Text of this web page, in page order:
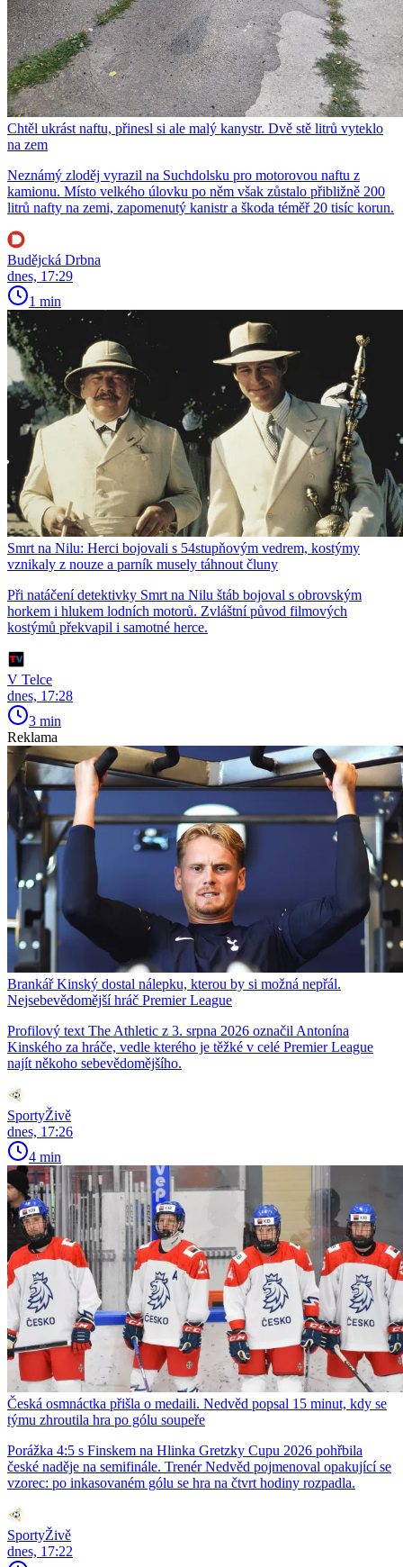
Chtěl ukrást naftu, přinesl si ale malý kanystr. Dvě stě litrů vyteklo
na zem
Neznámý zloděj vyrazil na Suchdolsku pro motorovou naftu z
kamionu. Místo velkého úlovku po něm však zůstalo přibližně 200
litrů nafty na zemi, zapomenutý kanistr a škoda téměř 20 tisíc korun.
Budějcká Drbna
dnes, 17:29
1 min
Smrt na Nilu: Herci bojovali s 54stupňovým vedrem, kostýmy
vznikaly z nouze a parník musely táhnout čluny
Při natáčení detektivky Smrt na Nilu štáb bojoval s obrovským
horkem i hlukem lodních motorů. Zvláštní původ filmových
kostýmů překvapil i samotné herce.
V Telce
dnes, 17:28
3 min
Reklama
Brankář Kinský dostal nálepku, kterou by si možná nepřál.
Nejsebevědomější hráč Premier League
Profilový text The Athletic z 3. srpna 2026 označil Antonína
Kinského za hráče, vedle kterého je těžké v celé Premier League
najít někoho sebevědomějšího.
SportyŽivě
dnes, 17:26
4 min
Česká osmnáctka přišla o medaili. Nedvěd popsal 15 minut, kdy se
týmu zhroutila hra po gólu soupeře
Porážka 4:5 s Finskem na Hlinka Gretzky Cupu 2026 pohřbila
české naděje na semifinále. Trenér Nedvěd pojmenoval opakující se
vzorec: po inkasovaném gólu se hra na čtvrt hodiny rozpadla.
SportyŽivě
dnes, 17:22